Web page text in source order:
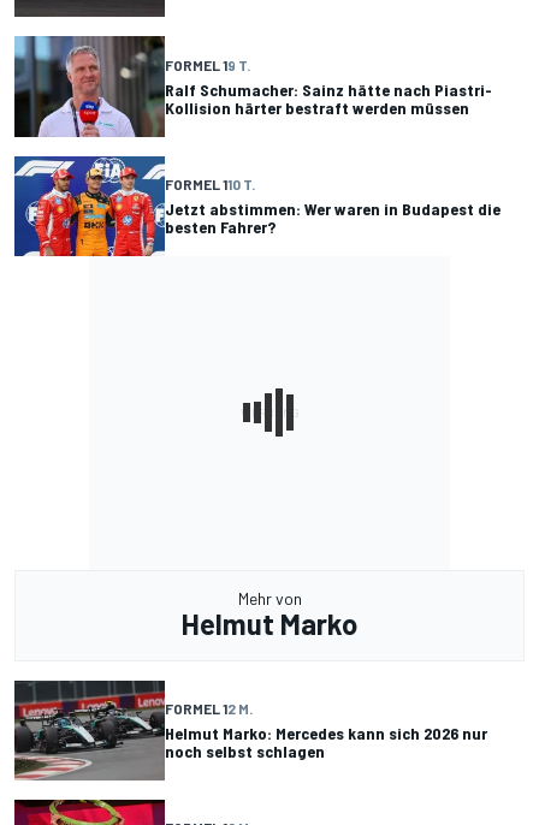
FORMEL 19 T.
Ralf Schumacher: Sainz hätte nach Piastri-
Kollision härter bestraft werden müssen
FORMEL 110 T.
Jetzt abstimmen: Wer waren in Budapest die
besten Fahrer?
Mehr von
Helmut Marko
FORMEL 12 M.
Helmut Marko: Mercedes kann sich 2026 nur
noch selbst schlagen